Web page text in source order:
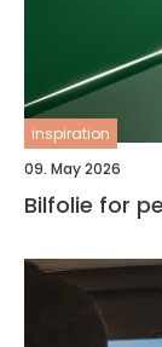
inspiration
09. May 2026
Bilfolie for